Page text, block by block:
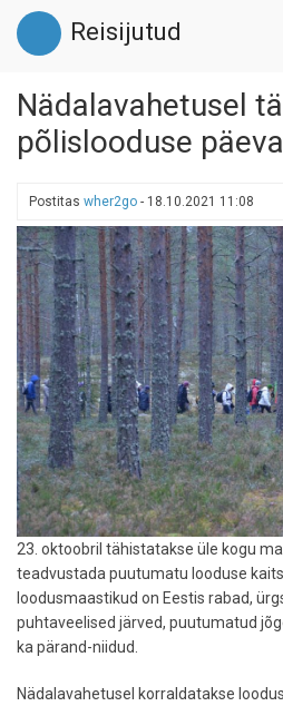
Liigu
edasi
põhisisu
Reisijutud
Nädalavahetusel
põlislooduse päeva
Postitas wher2go - 18.10.2021 11:08
23. oktoobril tähistatakse üle kogu
teadvustada puutumatu looduse
loodusmaastikud on Eestis rabad,
puhtaveelised järved, puutumatud
ka pärand-niidud.
Nädalavahetusel korraldatakse